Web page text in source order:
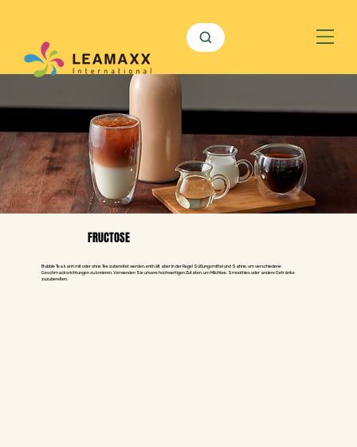
FRUCTOSE
Bubble Tea kann mit oder ohne Tee zubereitet werden, enthält aber in der Regel Süßungsmittel und Sahne, um verschiedene
Geschmacksrichtungen zu kreieren. Verwenden Sie unsere hochwertigen Zutaten, um Milchtee, Smoothies oder andere Getränke
zuzubereiten.